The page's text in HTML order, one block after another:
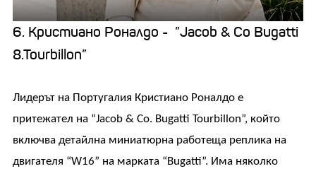
6. Кристиано Роналдо - ”Jacob & Co Bugatti
8.Tourbillon”
Лидерът на Португалия Кристиано Роналдо е
притежател на “Jacob & Co. Bugatti Tourbillon”, който
включва детайлна миниатюрна работеща реплика на
двигателя “W16” на марката “Bugatti”. Има няколко